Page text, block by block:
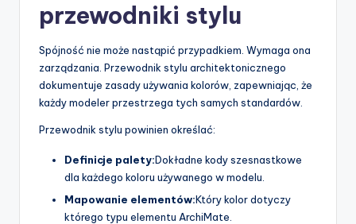
przewodniki stylu
Spójność nie może nastąpić przypadkiem. Wymaga ona
zarządzania. Przewodnik stylu architektonicznego
dokumentuje zasady używania kolorów, zapewniając, że
każdy modeler przestrzega tych samych standardów.
Przewodnik stylu powinien określać:
Definicje palety:Dokładne kody szesnastkowe
dla każdego koloru używanego w modelu.
Mapowanie elementów:Który kolor dotyczy
którego typu elementu ArchiMate.